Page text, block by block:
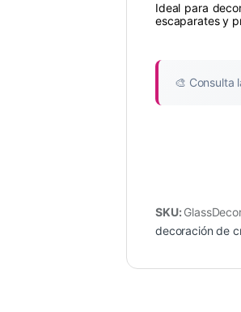
Ideal para
escaparates y
🎨 Consulta
SKU:
decoración de